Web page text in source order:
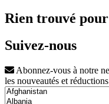
Rien trouvé
Suivez-nous
Abonnez-vous à notre
les nouveautés et réductions